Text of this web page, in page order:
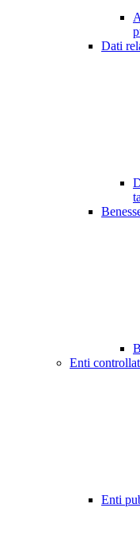
Dati
Enti
Enti